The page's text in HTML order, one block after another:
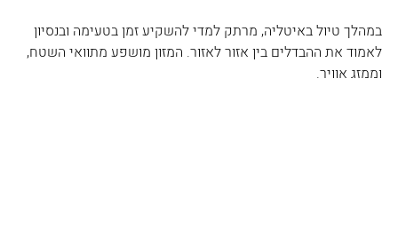
במהלך טיול באיטליה, מרתק למדי להשקיע זמן בטעימה ובנסיון
לאמוד את ההבדלים בין אזור לאזור. המזון מושפע מתוואי השטח,
וממזג אוויר.